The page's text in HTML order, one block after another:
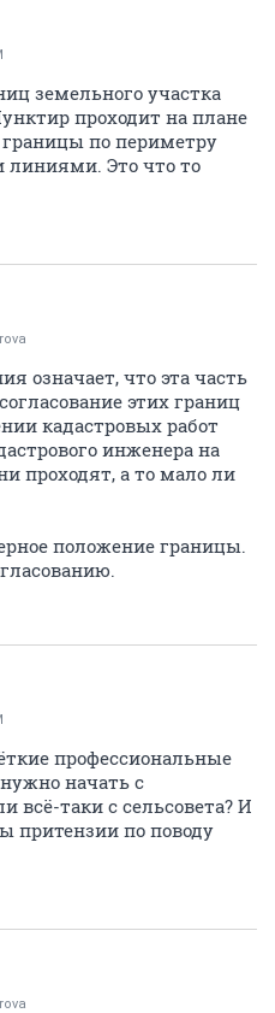
земельного участка
проходит на плане
границы по периметру
Это что то
означает, что эта часть
этих границ
кадастровых работ
инженера на
проходят, а то мало ли
положение границы.
профессиональные
начать с
всё-таки с сельсовета? И
притензии по поводу